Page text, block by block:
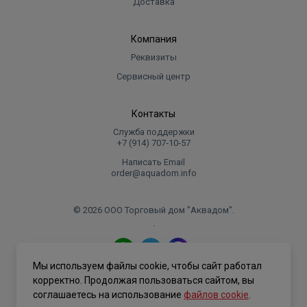
Пресс-фитинги Varmega Inox Press имеют два
уникальных уровня индикации:
термоусаживаемой пленкой, которая остается на
неопрессованном фитинге и слетает, если фитинг уже
- Все уплотнения EPDM, установленные в пресс-
фитинги Varmega Inoxpress, имеют специальную
неопрессованные соединения, они будут не
герметичны (протекать) под давлением от 0,1 до 6,0
бар. Благодаря такой конструкции все
неопрессованные соединения выявляются на этапе
испытаний и легко исправляются без потери времени.
Компания
Реквизиты
Сервисный центр
Контакты
Служба поддержки
+7 (914) 707‑10‑57
Написать Email
order@aquadom.info
© 2026 ООО Торговый дом "Аквадом".
.
Политика конфиденциальности
Мы используем файлы cookie, чтобы сайт работал
корректно. Продолжая пользоваться сайтом, вы
соглашаетесь на использование файлов cookie